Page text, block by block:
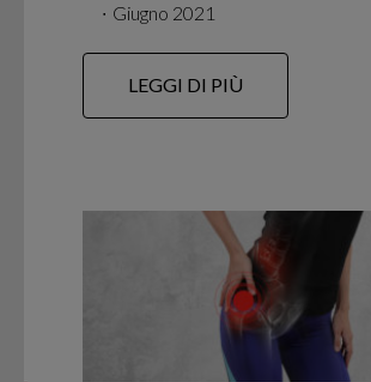
∙ Giugno 2021
LEGGI DI PIÙ